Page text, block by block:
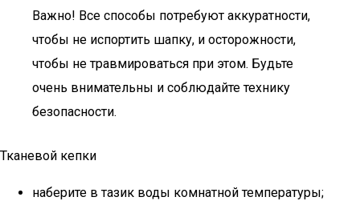
Важно! Все способы потребуют аккуратности,
чтобы не испортить шапку, и осторожности,
чтобы не травмироваться при этом. Будьте
очень внимательны и соблюдайте технику
безопасности.
Тканевой кепки
наберите в тазик воды комнатной температуры;